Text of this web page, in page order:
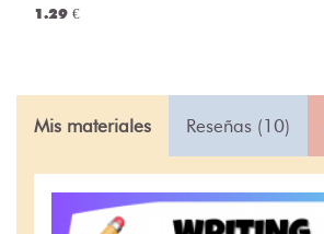
1.29 €
Mis materiales Reseñas (10)